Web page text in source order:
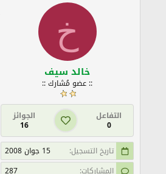
خ
خالد سيف
:: عضو مُشارك ::
التفاعل
0
الجوائز
16
تاريخ التسجيل
15 جوان 2008
المشاركات
287